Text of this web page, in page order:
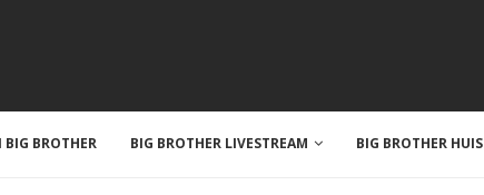
BROTHER BIG BROTHER LIVESTREAM BIG BROTHER HUIS